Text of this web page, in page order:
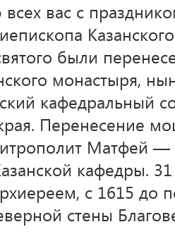
вас с
были
монастыря,
кафедральный
Перенесение
Матфей —
кафедры.
с 1615 до
стены